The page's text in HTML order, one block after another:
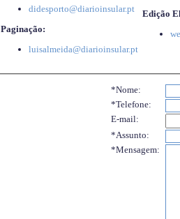
didesporto@diarioinsular.pt
Paginação:
luisalmeida@diarioinsular.pt
Edição
*Nome:
*Telefone:
E-mail:
*Assunto:
*Mensagem: